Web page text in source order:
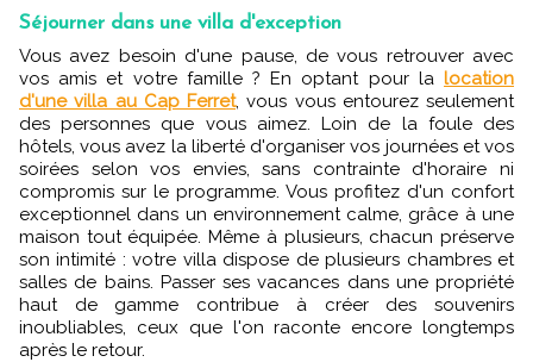
Séjourner dans une villa d'exception
Vous avez besoin d'une pause, de vous retrouver avec
vos amis et votre famille ? En optant pour la location
d'une villa au Cap Ferret, vous vous entourez seulement
des personnes que vous aimez. Loin de la foule des
hôtels, vous avez la liberté d'organiser vos journées et vos
soirées selon vos envies, sans contrainte d'horaire ni
compromis sur le programme. Vous profitez d'un confort
exceptionnel dans un environnement calme, grâce à une
maison tout équipée. Même à plusieurs, chacun préserve
son intimité : votre villa dispose de plusieurs chambres et
salles de bains. Passer ses vacances dans une propriété
haut de gamme contribue à créer des souvenirs
inoubliables, ceux que l'on raconte encore longtemps
après le retour.